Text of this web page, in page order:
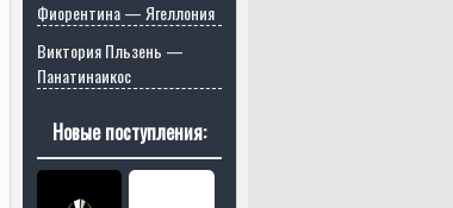
Фиорентина — Ягеллония
Виктория Пльзень —
Панатинаикос
Новые поступления: